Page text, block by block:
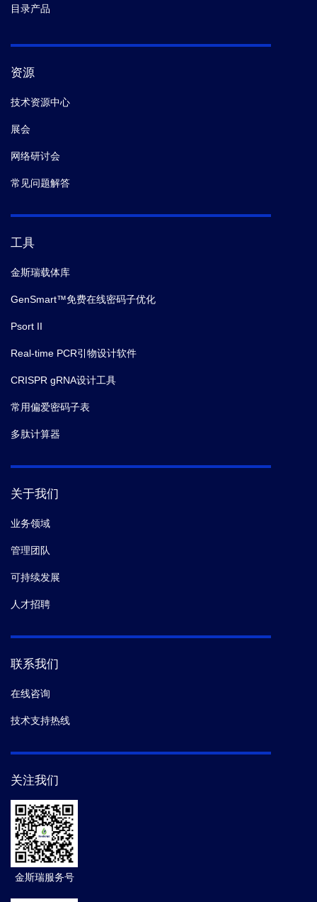
目录产品
资源
技术资源中心
展会
网络研讨会
常见问题解答
工具
金斯瑞载体库
GenSmart™免费在线密码子优化
Psort II
Real-time PCR引物设计软件
CRISPR gRNA设计工具
常用偏爱密码子表
多肽计算器
关于我们
业务领域
管理团队
可持续发展
人才招聘
联系我们
在线咨询
技术支持热线
关注我们
金斯瑞服务号